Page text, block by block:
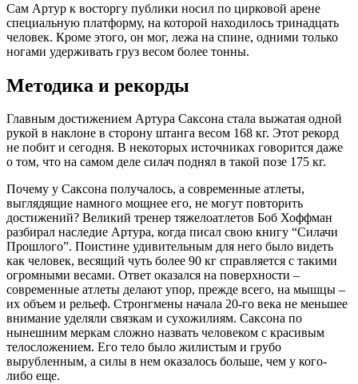
Сам Артур к восторгу публики носил по цирковой арене
специальную платформу, на которой находилось тринадцать
человек. Кроме этого, он мог, лежа на спине, одними только
ногами удерживать груз весом более тонны.
Методика и рекорды
Главным достижением Артура Саксона стала выжатая одной
рукой в наклоне в сторону штанга весом 168 кг. Этот рекорд
не побит и сегодня. В некоторых источниках говорится даже
о том, что на самом деле силач поднял в такой позе 175 кг.
Почему у Саксона получалось, а современные атлеты,
выглядящие намного мощнее его, не могут повторить
достижений? Великий тренер тяжелоатлетов Боб Хоффман
разбирал наследие Артура, когда писал свою книгу “Силачи
Прошлого”. Поистине удивительным для него было видеть
как человек, весящий чуть более 90 кг справляется с такими
огромными весами. Ответ оказался на поверхности –
современные атлеты делают упор, прежде всего, на мышцы –
их объем и рельеф. Стронгмены начала 20-го века не меньшее
внимание уделяли связкам и сухожилиям. Саксона по
нынешним меркам сложно назвать человеком с красивым
телосложением. Его тело было жилистым и грубо
вырубленным, а силы в нем оказалось больше, чем у кого-
либо еще.